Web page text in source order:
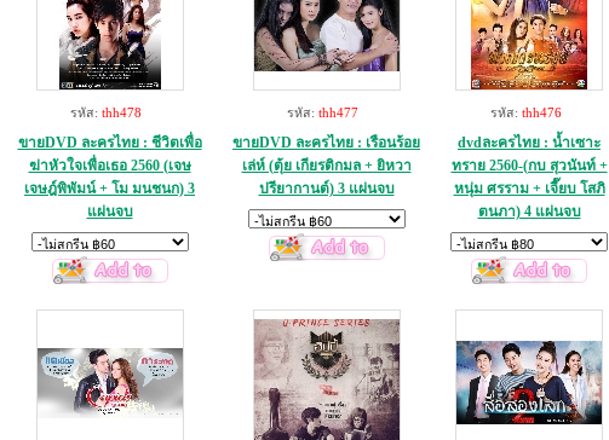
รหัส: thh478
ขายDVD ละครไทย : ชีวิตเพื่อ
ฆ่าหัวใจเพื่อเธอ 2560 (เจษ
เจษฎ์พิพัมน์ + โม มนชนก) 3
แผ่นจบ
รหัส: thh477
ขายDVD ละครไทย : เรือนร้อย
เล่ห์ (ตุ้ย เกียรติกมล + ยิหวา
ปรียากานต์) 3 แผ่นจบ
รหัส: thh476
dvdละครไทย : น้ำเซาะ
ทราย 2560-(กบ สุวนันท์ +
หนุ่ม ศรราม + เจี๊ยบ โสภิ
ตนภา) 4 แผ่นจบ